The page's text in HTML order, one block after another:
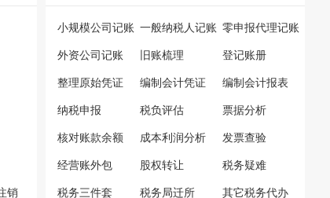
销
小规模公司记账 一般纳税人记账 零申报代理记账
外资公司记账 旧账梳理 登记账册
整理原始凭证 编制会计凭证 编制会计报表
纳税申报 税负评估 票据分析
核对账款余额 成本利润分析 发票查验
经营账外包 股权转让 税务疑难
税务三件套 税务局迁所 其它税务代办